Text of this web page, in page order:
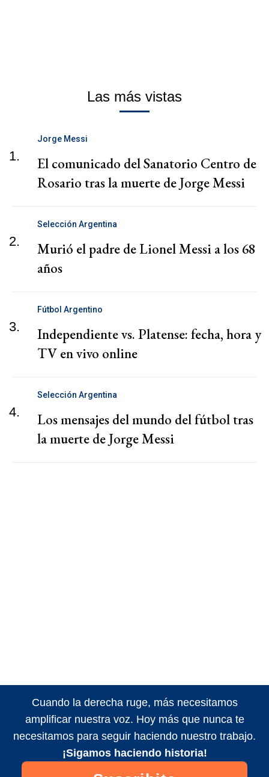
Las más vistas
1.
Jorge Messi
El comunicado del Sanatorio Centro de
Rosario tras la muerte de Jorge Messi
2.
Selección Argentina
Murió el padre de Lionel Messi a los 68
años
3.
Fútbol Argentino
Independiente vs. Platense: fecha, hora y
TV en vivo online
4.
Selección Argentina
Los mensajes del mundo del fútbol tras
la muerte de Jorge Messi
Cuando la derecha ruge, más necesitamos
amplificar nuestra voz. Hoy más que nunca te
necesitamos para seguir haciendo nuestro trabajo.
¡Sigamos haciendo historia!